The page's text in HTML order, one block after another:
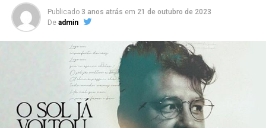
Publicado 3 anos atrás em 21 de outubro de 2023
De admin